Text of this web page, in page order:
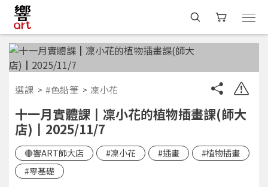
選課 #色鉛筆 凜小花
十一月實體課┃凜小花的植物插畫課(師大
店)┃2025/11/7
🔴響ART師大店 #凜小花 #插畫
#植物插畫
#零基礎